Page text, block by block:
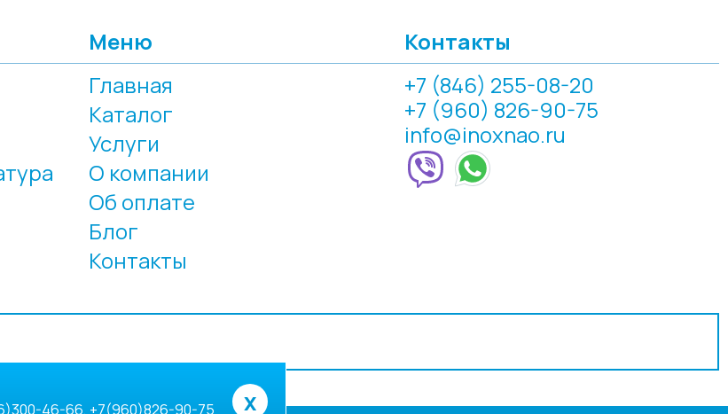
Меню
Главная
Каталог
Услуги
О компании
Об оплате
Блог
Контакты
Контакты
+7 (846) 255-08-20
+7 (960) 826-90-75
info@inoxnao.ru
46-66, +7(960)826-90-75
x